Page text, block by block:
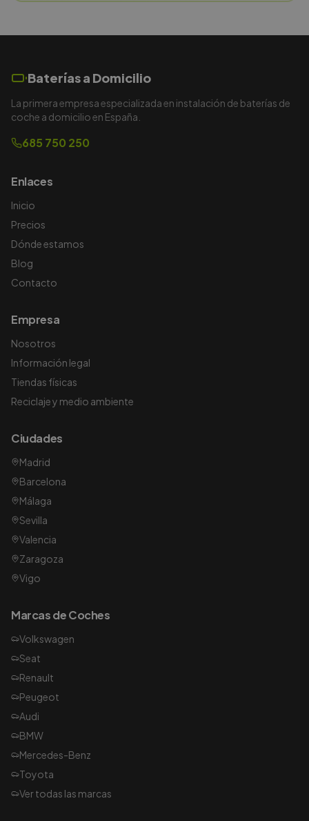
Baterías a Domicilio
La primera empresa especializada en instalación de baterías de
coche a domicilio en España.
685 750 250
Enlaces
Inicio
Precios
Dónde estamos
Blog
Contacto
Empresa
Nosotros
Información legal
Tiendas físicas
Reciclaje y medio ambiente
Ciudades
Madrid
Barcelona
Málaga
Sevilla
Valencia
Zaragoza
Vigo
Marcas de Coches
Volkswagen
Seat
Renault
Peugeot
Audi
BMW
Mercedes-Benz
Toyota
Ver todas las marcas